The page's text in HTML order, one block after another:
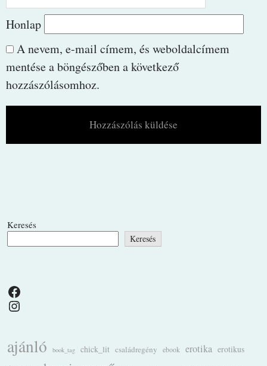
Honlap
A nevem, e-mail címem, és weboldalcímem
mentése a böngészőben a következő
hozzászólásomhoz.
Keresés
Keresés
Facebook
Instagram
ajánló book_tag chick_lit családregény ebook erotika erotikus